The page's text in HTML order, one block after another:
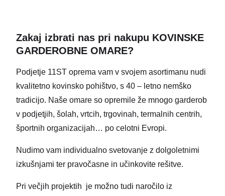
Zakaj izbrati nas pri nakupu KOVINSKE
GARDEROBNE OMARE?
Podjetje 11ST oprema vam v svojem asortimanu nudi
kvalitetno kovinsko pohištvo, s 40 – letno nemško
tradicijo. Naše omare so opremile že mnogo garderob
v podjetjih, šolah, vrtcih, trgovinah, termalnih centrih,
športnih organizacijah… po celotni Evropi.
Nudimo vam individualno svetovanje z dolgoletnimi
izkušnjami ter pravočasne in učinkovite rešitve.
Pri večjih projektih je možno tudi naročilo iz